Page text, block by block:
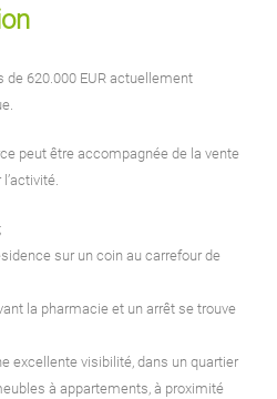
de 620.000 EUR actuellement
peut être accompagnée de la vente
sur un coin au carrefour de
la pharmacie et un arrêt se trouve
excellente visibilité, dans un quartier
à appartements, à proximité